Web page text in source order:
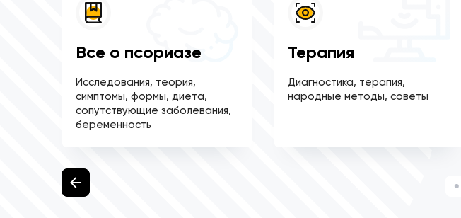
Все о псориазе
Исследования, теория,
симптомы, формы, диета,
сопутствующие заболевания,
беременность
Терапия
Диагностика, терапия,
народные методы, советы